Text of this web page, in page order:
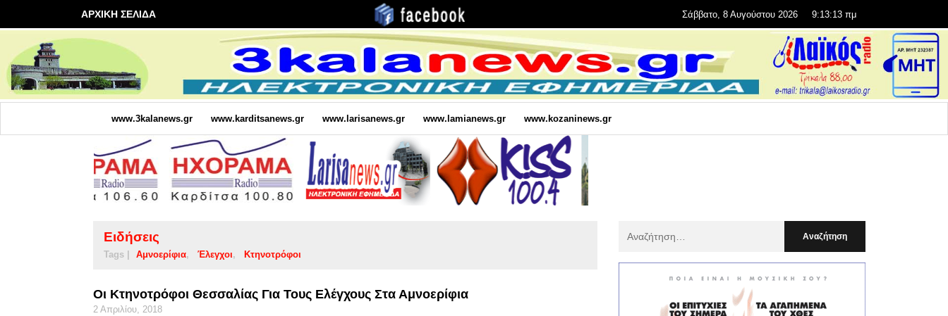
ΑΡΧΙΚΗ ΣΕΛΙΔΑ Σάββατο, 8 Αυγούστου 2026 9:13:14 πμ
www.3kalanews.gr www.karditsanews.gr www.larisanews.gr www.lamianews.gr www.kozaninews.gr
Ειδήσεις
Tags | Αμνοερίφια Έλεγχοι Κτηνοτρόφοι
Οι Κτηνοτρόφοι Θεσσαλίας Για Τους Ελέγχους Στα Αμνοερίφια
2 Απριλίου, 2018
: